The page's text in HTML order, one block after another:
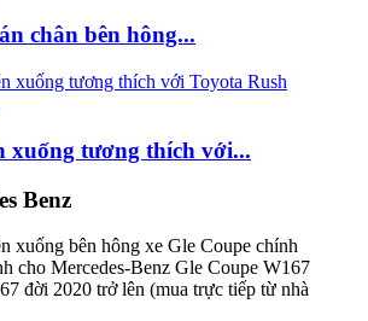
chân bên hông...
xuống tương thích với...
Benz